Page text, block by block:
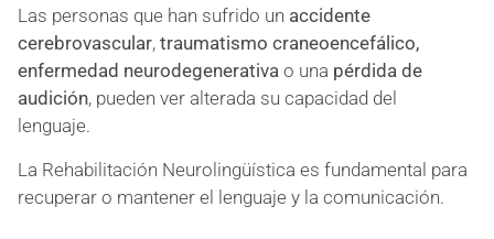
Las personas que han sufrido un accidente
cerebrovascular, traumatismo craneoencefálico,
enfermedad neurodegenerativa o una pérdida de
audición, pueden ver alterada su capacidad del
lenguaje.
La Rehabilitación Neurolingüística es fundamental para
recuperar o mantener el lenguaje y la comunicación.